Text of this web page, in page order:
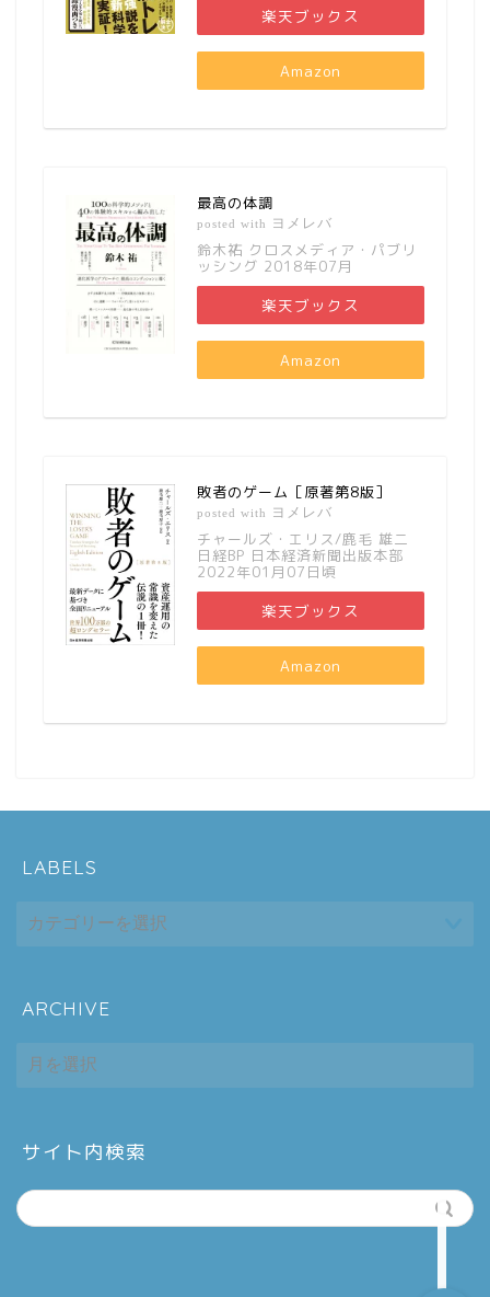
楽天ブックス
Amazon
最高の体調
posted with ヨメレバ
鈴木祐 クロスメディア・パブリ
ッシング 2018年07月
楽天ブックス
Amazon
敗者のゲーム［原著第8版］
posted with ヨメレバ
チャールズ・エリス/鹿毛 雄二
日経BP 日本経済新聞出版本部
2022年01月07日頃
楽天ブックス
Amazon
LABELS
ARCHIVE
ARCHIVE
サイト内検索